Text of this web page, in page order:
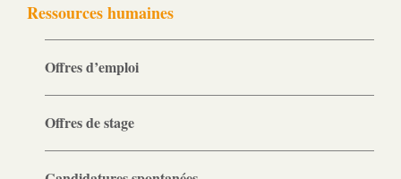
Ressources humaines
Offres d’emploi
Offres de stage